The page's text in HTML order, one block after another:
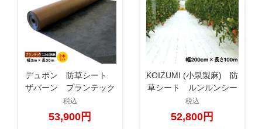
デュポン 防草シート
ザバーン プランテック
ス 240BB 幅2m×長さ
30m お得な2本セット
税込
53,900円
KOIZUMI (小泉製麻) 防
草シート ルンルンシー
ト 白ピカ 幅200cm×
長さ100m
税込
52,800円